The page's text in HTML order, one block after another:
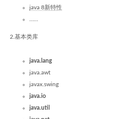
java 8新特性
2.基本类库
java.lang
java.awt
javax.swing
java.io
java.util